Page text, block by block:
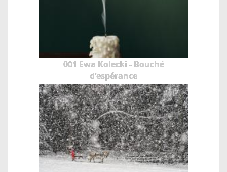
001 Ewa Kolecki - Bouché
d'espérance